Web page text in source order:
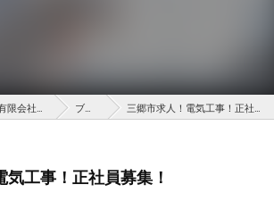
ブログ 三郷市求人！電気工事！正社員募集！
工事！正社員募集！